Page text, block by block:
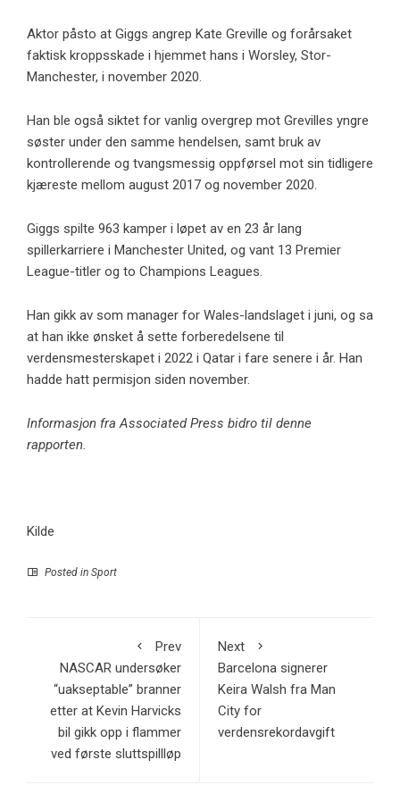
Aktor påsto at Giggs angrep Kate Greville og forårsaket
faktisk kroppsskade i hjemmet hans i Worsley, Stor-
Manchester, i november 2020.
Han ble også siktet for vanlig overgrep mot Grevilles yngre
søster under den samme hendelsen, samt bruk av
kontrollerende og tvangsmessig oppførsel mot sin tidligere
kjæreste mellom august 2017 og november 2020.
Giggs spilte 963 kamper i løpet av en 23 år lang
spillerkarriere i Manchester United, og vant 13 Premier
League-titler og to Champions Leagues.
Han gikk av som manager for Wales-landslaget i juni, og sa
at han ikke ønsket å sette forberedelsene til
verdensmesterskapet i 2022 i Qatar i fare senere i år. Han
hadde hatt permisjon siden november.
Informasjon fra Associated Press bidro til denne
rapporten.
Kilde
Posted in Sport
Prev
NASCAR undersøker
“uakseptable” branner
etter at Kevin Harvicks
bil gikk opp i flammer
ved første sluttspillløp
Next
Barcelona signerer
Keira Walsh fra Man
City for
verdensrekordavgift